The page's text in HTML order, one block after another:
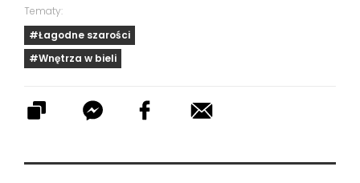
Tematy:
#Łagodne szarości
#Wnętrza w bieli